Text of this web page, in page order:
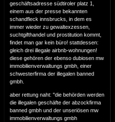
geschäftsadresse südtiroler platz 1,
einem aus der presse bekannten
schandfleck innsbrucks, in dem es
immer wieder zu gewaltexzessen,
suchtgifthandel und prostitution kommt,
findet man gar kein büro! stattdessen:
gleich drei illegale airbnb-wohnungen!
diese gehören der ebenso dubiosen mw
immobilienverwaltungs gmbh, einer
schwesterfirma der illegalen banned
gmbh.
aber rettung naht: "die behörden werden
die illegalen geschäfte der abzockfirma
banned gmbh und der unseriösen mw
immobilienverwaltungs gmbh